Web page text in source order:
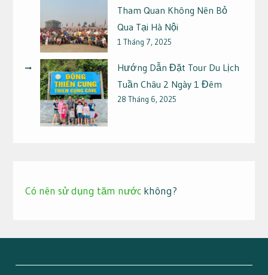
Tham Quan Không Nên Bỏ
Qua Tại Hà Nội
1 Tháng 7, 2025
Hướng Dẫn Đặt Tour Du Lịch
Tuần Châu 2 Ngày 1 Đêm
28 Tháng 6, 2025
Có nên sử dụng tăm nướckhông?